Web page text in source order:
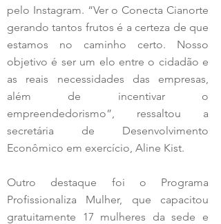
pelo Instagram. “Ver o Conecta Cianorte
gerando tantos frutos é a certeza de que
estamos no caminho certo. Nosso
objetivo é ser um elo entre o cidadão e
as reais necessidades das empresas,
além de incentivar o
empreendedorismo”, ressaltou a
secretária de Desenvolvimento
Econômico em exercício, Aline Kist.
Outro destaque foi o Programa
Profissionaliza Mulher, que capacitou
gratuitamente 17 mulheres da sede e